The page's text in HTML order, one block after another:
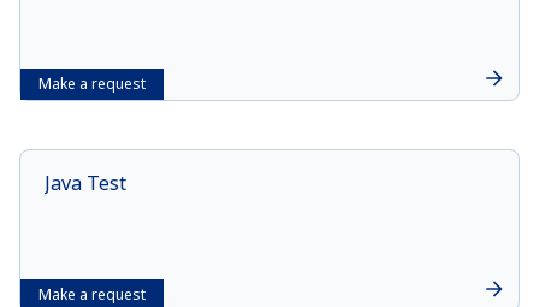
Make a request
Make a request
Java Test